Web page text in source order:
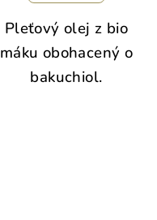
Pleťový olej z bio
máku obohacený o
bakuchiol.